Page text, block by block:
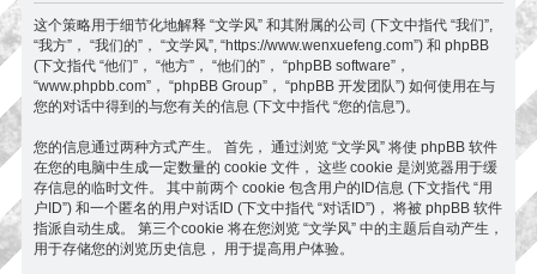
这个策略用于细节化地解释 “文学风” 和其附属的公司 (下文中指代 “我们”,
“我方”， “我们的”， “文学风”, “https://www.wenxuefeng.com”) 和 phpBB
(下文指代 “他们”， “他方”， “他们的”， “phpBB software”，
“www.phpbb.com”， “phpBB Group”， “phpBB 开发团队”) 如何使用在与
您的对话中得到的与您有关的信息 (下文中指代 “您的信息”)。
您的信息通过两种方式产生。 首先， 通过浏览 “文学风” 将使 phpBB 软件
在您的电脑中生成一定数量的 cookie 文件， 这些 cookie 是浏览器用于缓
存信息的临时文件。 其中前两个 cookie 包含用户的ID信息 (下文指代 “用
户ID”) 和一个匿名的用户对话ID (下文中指代 “对话ID”)， 将被 phpBB 软件
指派自动生成。 第三个cookie 将在您浏览 “文学风” 中的主题后自动产生，
用于存储您的浏览历史信息， 用于提高用户体验。